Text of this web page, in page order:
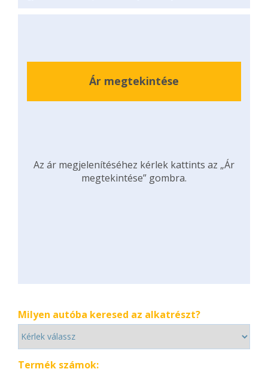
Ár megtekintése
Az ár megjelenítéséhez kérlek kattints az „Ár
megtekintése” gombra.
Milyen autóba keresed az alkatrészt?
Termék számok: